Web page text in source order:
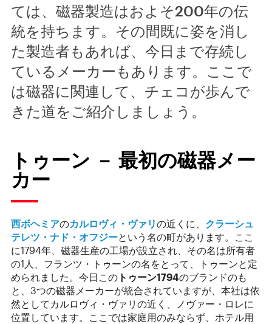
ては、磁器製造はおよそ200年の伝
統を持ちます。その間既に姿を消し
た製造者もあれば、今日まで存続し
ているメーカーもあります。ここで
は磁器に関連して、チェコが歩んで
きた道をご紹介しましょう。
トゥーン － 最初の磁器メー
カー
西ボヘミアのカルロヴィ・ヴァリの近くに、 クラーシュ
テレツ・ナド・オフジーという名の町があります。ここ
に1794年、磁器生産の工場が設立され、その名は所有者
の1人、フランツ・トゥーンの名をとって、トゥーンと定
められました。今日この トゥーン1794のブランドのも
と、3つの磁器メーカーが統合されていますが、本社は依
然としてカルロヴィ・ヴァリの近く、ノヴァー・ロレに
位置しています。ここでは家庭用のみならず、ホテル用